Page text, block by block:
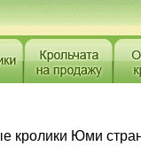
кролики Юми